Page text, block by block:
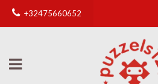
+32475660652